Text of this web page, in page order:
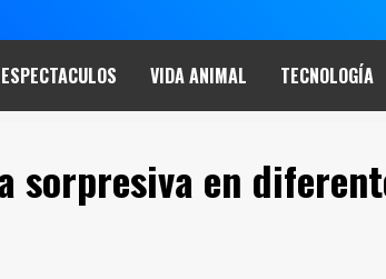
ESPECTACULOS VIDA ANIMAL TECNOLOGÍA
sorpresiva en